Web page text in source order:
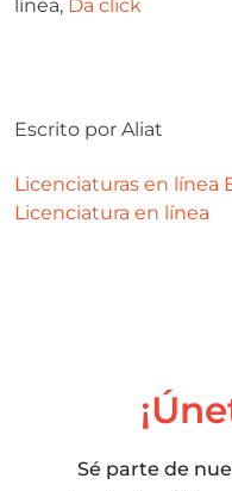
línea, Da click
Escrito por Aliat
Licenciaturas en línea
Licenciatura en línea
Sé parte de